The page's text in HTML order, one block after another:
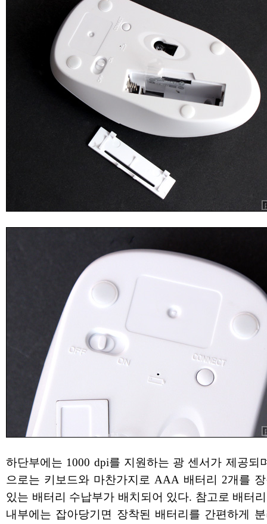
하단부에는 1000 dpi를 지원하는 광 센서가 제공되
으로는 키보드와 마찬가지로 AAA 배터리 2개를
있는 배터리 수납부가 배치되어 있다. 참고로 배터
내부에는 잡아당기면 장착된 배터리를 간편하게